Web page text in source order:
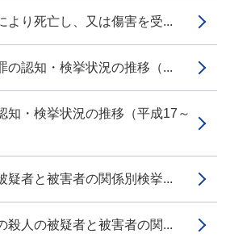
り死亡し、又は傷害を受...
認知・検挙状況の推移（...
・検挙状況の推移（平成17～
者と被害者の関係別検挙...
人の被疑者と被害者の関...